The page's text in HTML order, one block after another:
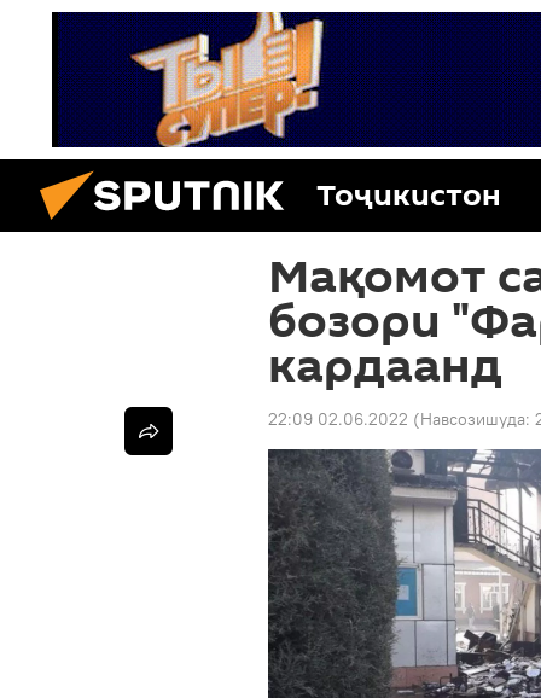
Тоҷикистон
Мақомот
бозори
кардаанд
22:09 02.06.2022 (Навсозишуда: